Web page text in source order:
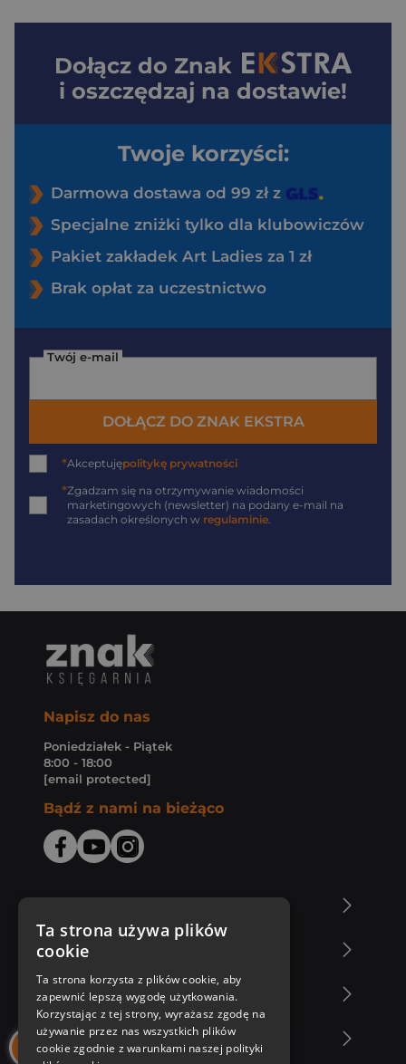
Dołącz do Znak
i oszczędzaj na dostawie!
Twoje korzyści:
Darmowa dostawa od 99 zł z
Specjalne zniżki tylko dla klubowiczów
Pakiet zakładek Art Ladies za 1 zł
Brak opłat za uczestnictwo
Twój e-mail
DOŁĄCZ DO ZNAK EKSTRA
*Akceptujępolitykę prywatności
*Zgadzam się na otrzymywanie wiadomości
marketingowych (newsletter) na podany e-mail na
zasadach określonych w regulaminie.
Napisz do nas
Poniedziałek - Piątek
8:00 - 18:00
[email protected]
Bądź z nami na bieżąco
Zakupy u nas
Nasza oferta
Nasi autorzy
Ta strona używa plików
cookie
Ta strona korzysta z plików cookie, aby
zapewnić lepszą wygodę użytkowania.
Korzystając z tej strony, wyrażasz zgodę na
używanie przez nas wszystkich plików
cookie zgodnie z warunkami naszej polityki